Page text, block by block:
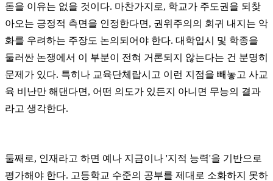
돋을 이유는 없을 것이다. 마찬가지로, 학교가 주도권을 되찾
아오는 긍정적 측면을 인정한다면, 권위주의의 회귀 내지는 악
화를 우려하는 주장도 논의되어야 한다. 대학입시 및 학종을
둘러싼 논쟁에서 이 부분이 전혀 거론되지 않는다는 건 분명히
문제가 있다. 특히나 교육단체랍시고 이런 지점을 빼놓고 사교
육 비난만 해댄다면, 어떤 의도가 있든지 아니면 무능의 결과
라고 생각한다.
둘째로, 인재라고 하면 예나 지금이나 '지적 능력'을 기반으로
평가해야 한다. 고등학교 수준의 공부를 제대로 소화하지 못하